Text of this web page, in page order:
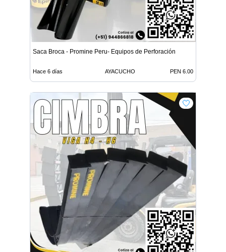
Saca Broca - Promine Peru- Equipos de Perforación
Hace 6 días AYACUCHO PEN 6.00